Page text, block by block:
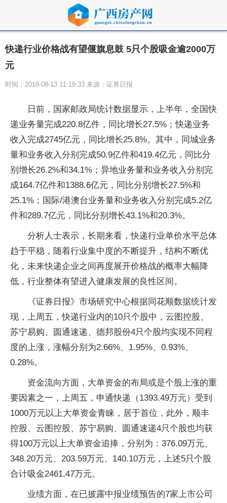
快递行业价格战有望偃旗息鼓 5只个股吸金逾2000万
元
时间：2018-08-13 11:19:33 来源：证券日报
日前，国家邮政局统计数据显示，上半年，全国快
递业务量完成220.8亿件，同比增长27.5%；快递业务
收入完成2745亿元，同比增长25.8%。其中，同城业务
量和业务收入分别完成50.9亿件和419.4亿元，同比分
别增长26.2%和34.1%；异地业务量和业务收入分别完
成164.7亿件和1388.6亿元，同比分别增长27.5%和
25.1%；国际/港澳台业务量和业务收入分别完成5.2亿
件和289.7亿元，同比分别增长43.1%和20.3%。
分析人士表示，长期来看，快递行业单价水平总体
趋于平稳，随着行业集中度的不断提升，结构不断优
化，未来快递企业之间再度展开价格战的概率大幅降
低，行业整体有望进入健康发展的良性区间。
《证券日报》市场研究中心根据同花顺数据统计发
现，上周五，快递行业内的10只个股中，云图控股、
苏宁易购、圆通速递、德邦股份4只个股均实现不同程
度的上涨，涨幅分别为2.66%、1.95%、0.93%、
0.28%。
资金流向方面，大单资金的布局或是个股上涨的重
要因素之一，上周五，申通快递（1393.49万元）受到
1000万元以上大单资金青睐，居于首位，此外，顺丰
控股、云图控股、苏宁易购、圆通速递4只个股也均获
得100万元以上大单资金追捧，分别为：376.09万元、
348.20万元、203.59万元、140.10万元，上述5只个股
合计吸金2461.47万元。
业绩方面，在已披露中报业绩预告的7家上市公司